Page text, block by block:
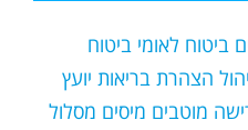
ביטוח לאומי ביטוח
הצהרת בריאות יועץ
מוטבים מיסים מסלול